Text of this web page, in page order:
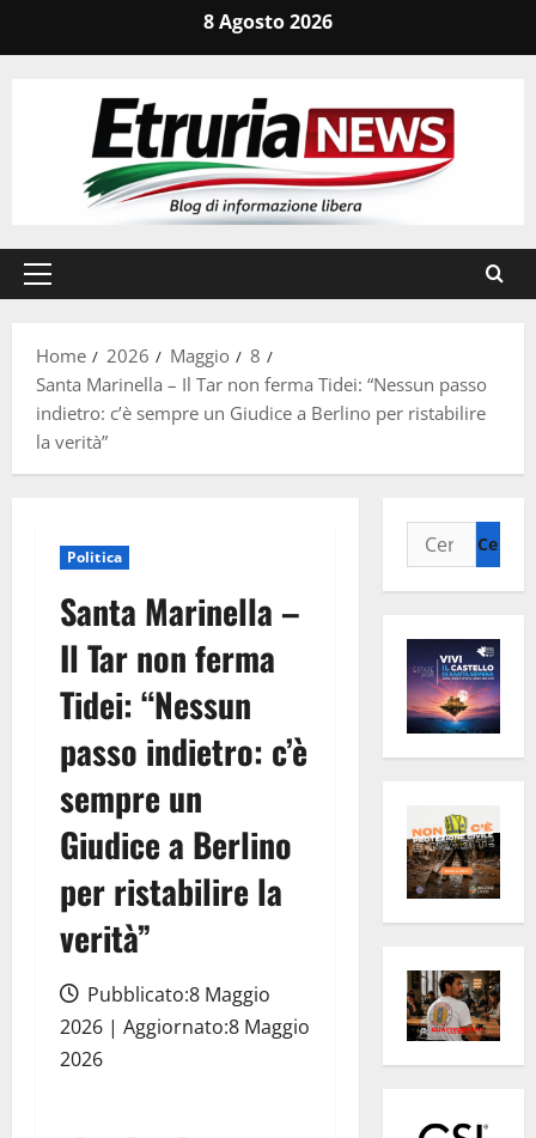
8 Agosto 2026
Menu
Home
2026 Maggio
8
Santa Marinella – Il Tar non ferma Tidei: “Nessun passo
indietro: c’è sempre un Giudice a Berlino per ristabilire
la verità”
Politica
Santa Marinella –
Il Tar non ferma
Tidei: “Nessun
passo indietro: c’è
sempre un
Giudice a Berlino
per ristabilire la
verità”
Pubblicato:8 Maggio
2026 | Aggiornato:8 Maggio
2026
Ricerca
per: